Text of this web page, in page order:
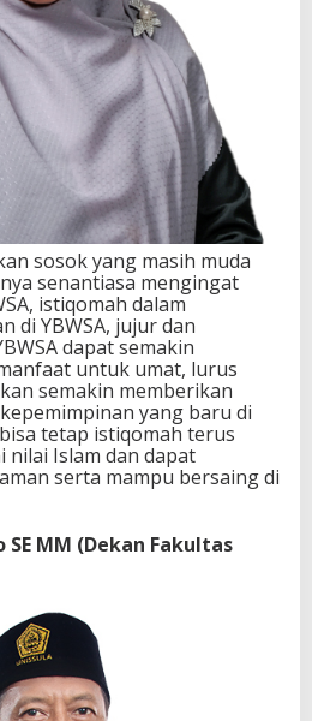
sosok yang masih muda
senantiasa mengingat
istiqomah dalam
di YBWSA, jujur dan
dapat semakin
untuk umat, lurus
semakin memberikan
yang baru di
tetap istiqomah terus
nilai Islam dan dapat
serta mampu bersaing di
MM (Dekan Fakultas